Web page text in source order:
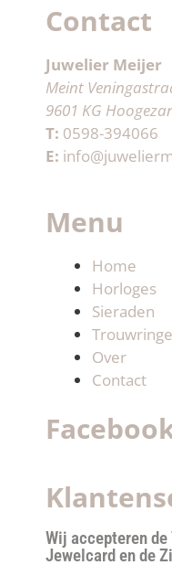
Contact
Juwelier Meijer
Meint
9601 KG
T: 0598-394066
E:
Menu
Home
Horloges
Sieraden
Over
Contact
Wij accepteren
Jewelcard en de